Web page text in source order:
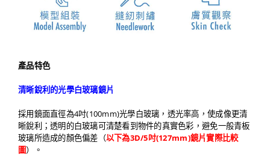
產品特色
清晰銳利的光學白玻璃鏡片
採用鏡面直徑為4吋(100mm)光學白玻璃，透光率高，使成像更清
晰銳利；透明的白玻璃可清楚看到物件的真實色彩，避免一般青板
玻璃所造成的顏色偏差（以下為3D/5吋(127mm)鏡片實際比較
圖）。